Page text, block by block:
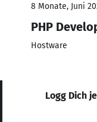
8 Monate, Juni
PHP
Hostware
Logg Dich